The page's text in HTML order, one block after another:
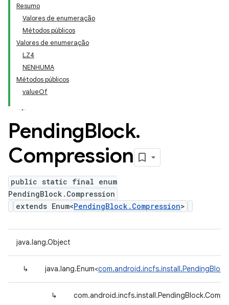
Resumo
Valores de enumeração
Métodos públicos
Valores de enumeração
LZ4
NENHUMA
Métodos públicos
valueOf
PendingBlock.
Compression
public static final enum
PendingBlock.Compression
extends Enum<PendingBlock.Compression>
java.lang.Object
↳ java.lang.Enum<
↳